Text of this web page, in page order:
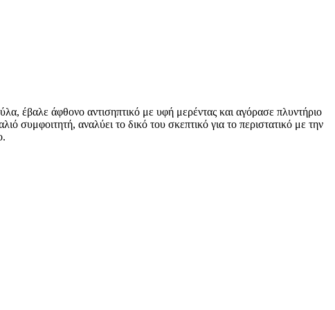
έβαλε άφθονο αντισηπτικό με υφή μερέντας και αγόρασε πλυντήριο
συμφοιτητή, αναλύει το δικό του σκεπτικό για το περιστατικό με την